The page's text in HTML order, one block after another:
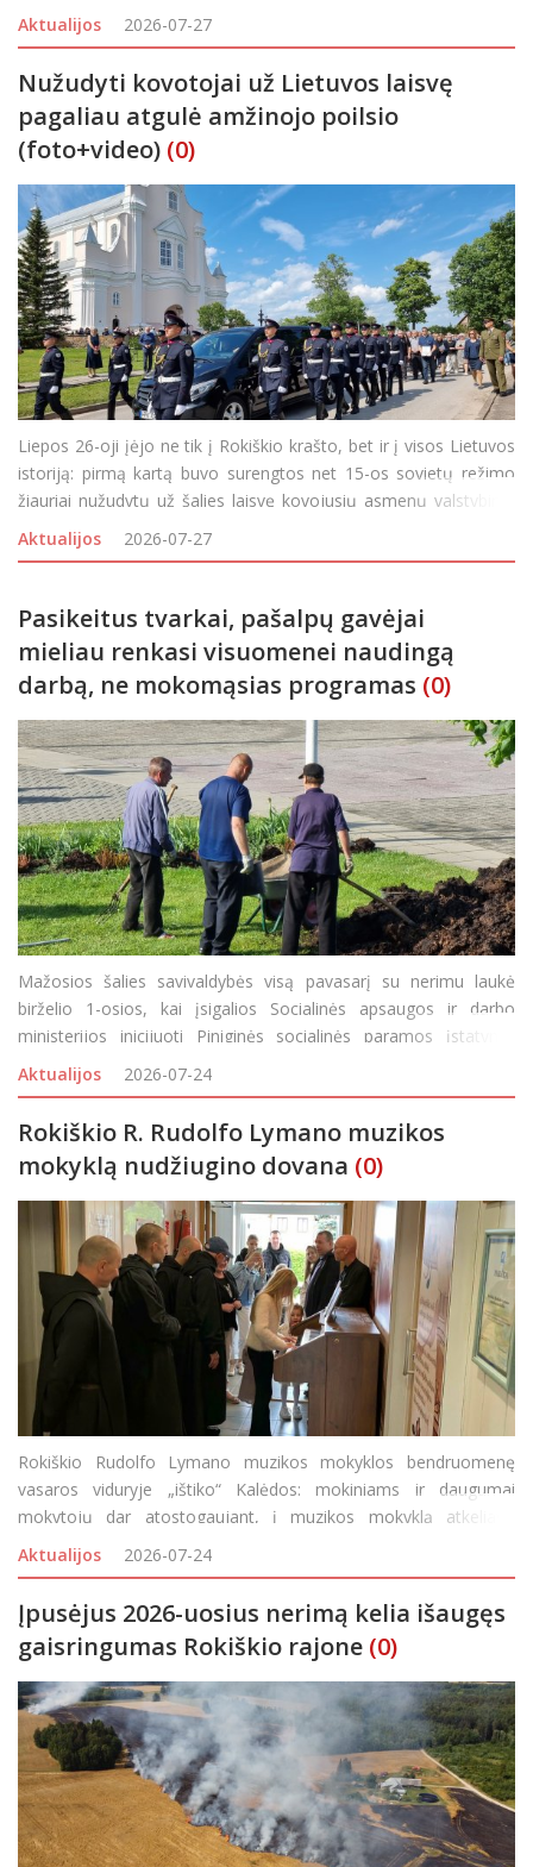
atvaizduojančiu piešiniu: nendrėmis ir vandens lelijų lapais, o
Laibgaliuose stiklines stot
Aktualijos 2026-07-27
Nužudyti kovotojai už Lietuvos laisvę
pagaliau atgulė amžinojo poilsio
(foto+video) (0)
Liepos 26-oji įėjo ne tik į Rokiškio krašto, bet ir į visos Lietuvos
istoriją: pirmą kartą buvo surengtos net 15-os sovietų režimo
žiauriai nužudytų už šalies laisvę kovojusių asmenų valstybinio
lygio laidotuvės. Jūžintų ir Ragelių kapinėse į amžinojo poilsio
vietas sekmadienį p
Aktualijos 2026-07-27
Pasikeitus tvarkai, pašalpų gavėjai
mieliau renkasi visuomenei naudingą
darbą, ne mokomąsias programas (0)
Mažosios šalies savivaldybės visą pavasarį su nerimu laukė
birželio 1-osios, kai įsigalios Socialinės apsaugos ir darbo
ministerijos inicijuoti Piniginės socialinės paramos įstatymo
pakeitimai, kuriais atsisakoma priverstinės visuomenei
naudingos veiklos (vadinamojo „atidirbimo“).
Aktualijos 2026-07-24
Rokiškio R. Rudolfo Lymano muzikos
mokyklą nudžiugino dovana (0)
Rokiškio Rudolfo Lymano muzikos mokyklos bendruomenę
vasaros viduryje „ištiko“ Kalėdos: mokiniams ir daugumai
mokytojų dar atostogaujant, į muzikos mokyklą atkeliavo
ypatinga ir itin prasminga dovana – vargonai. Juos rokiškėnams
padovanojo Palendrių Šv.
Aktualijos 2026-07-24
Įpusėjus 2026-uosius nerimą kelia išaugęs
gaisringumas Rokiškio rajone (0)